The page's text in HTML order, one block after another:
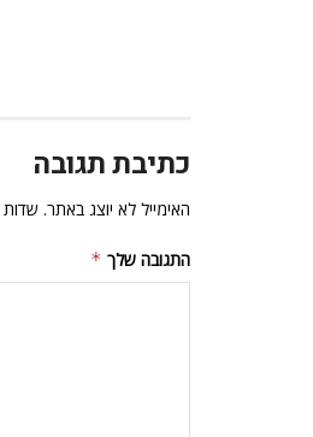
כתיבת תגובה
האימייל לא יוצג באתר.
התגובה שלך *